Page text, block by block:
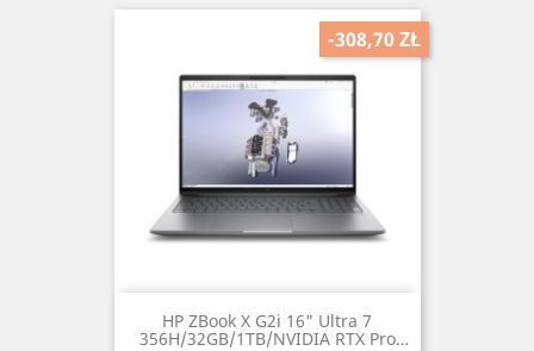
HP ZBook X G2i 16" Ultra 7
356H/32GB/1TB/NVIDIA RTX Pro
-308,70 ZŁ